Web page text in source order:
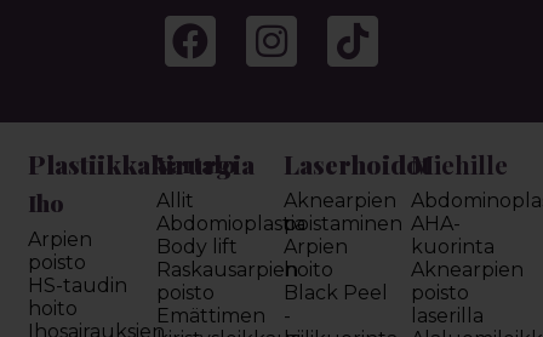
Plastiikkakirurgia
Iho
Arpien
poisto
HS-taudin
hoito
Ihosairauksien
Vartalo
Allit
Abdomioplastia
Body lift
Raskausarpien
poisto
Emättimen
Laserhoidot
Aknearpien
poistaminen
Arpien
hoito
Black Peel
-
Miehille
AHA-
kuorinta
Aknearpien
poisto
laserilla